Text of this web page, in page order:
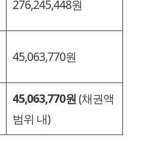
276,245,448원
45,063,770원
45,063,770원(채권액
범위 내)